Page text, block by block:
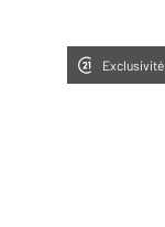
Exclusivité